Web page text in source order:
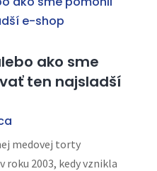
ako sme
ten najsladší
medovej torty
roku 2003, kedy vznikla